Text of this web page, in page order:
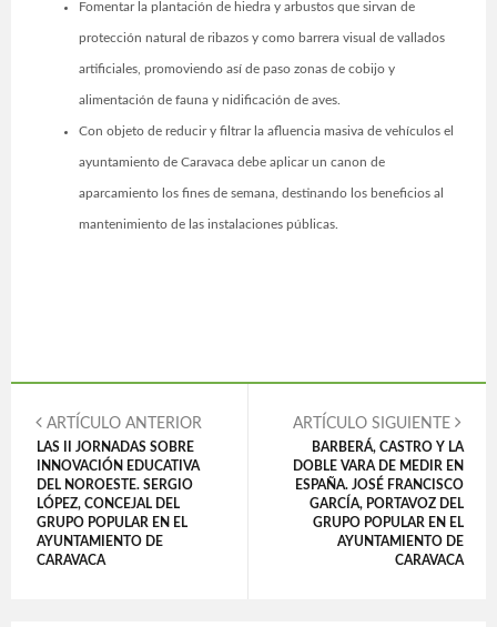
Fomentar la plantación de hiedra y arbustos que sirvan de
protección natural de ribazos y como barrera visual de vallados
artificiales, promoviendo así de paso zonas de cobijo y
alimentación de fauna y nidificación de aves.
Con objeto de reducir y filtrar la afluencia masiva de vehículos el
ayuntamiento de Caravaca debe aplicar un canon de
aparcamiento los fines de semana, destinando los beneficios al
mantenimiento de las instalaciones públicas.
ARTÍCULO ANTERIOR
LAS II JORNADAS SOBRE
INNOVACIÓN EDUCATIVA
DEL NOROESTE. SERGIO
LÓPEZ, CONCEJAL DEL
GRUPO POPULAR EN EL
AYUNTAMIENTO DE
CARAVACA
ARTÍCULO SIGUIENTE
BARBERÁ, CASTRO Y LA
DOBLE VARA DE MEDIR EN
ESPAÑA. JOSÉ FRANCISCO
GARCÍA, PORTAVOZ DEL
GRUPO POPULAR EN EL
AYUNTAMIENTO DE
CARAVACA